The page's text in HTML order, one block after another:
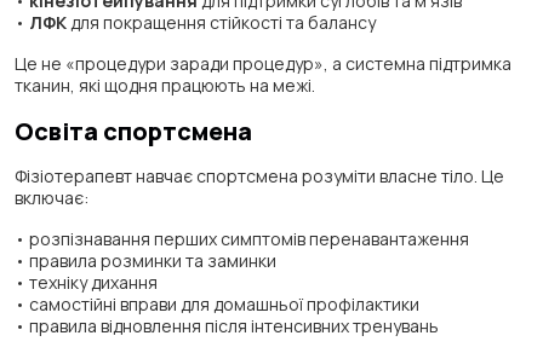
• ЛФК для покращення стійкості та балансу
Це не «процедури заради процедур», а системна підтримка
тканин, які щодня працюють на межі.
Освіта спортсмена
Фізіотерапевт навчає спортсмена розуміти власне тіло. Це
включає:
• розпізнавання перших симптомів перенавантаження
• правила розминки та заминки
• техніку дихання
• самостійні вправи для домашньої профілактики
• правила відновлення після інтенсивних тренувань